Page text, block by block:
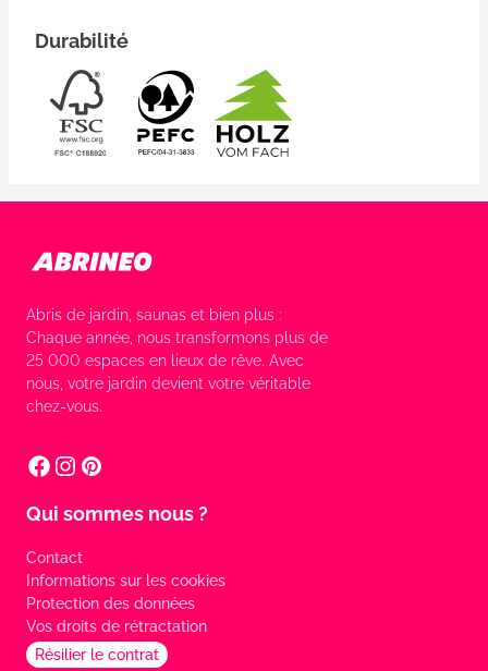
Durabilité
Abris de jardin, saunas et bien plus :
Chaque année, nous transformons plus de
25 000 espaces en lieux de rêve. Avec
nous, votre jardin devient votre véritable
chez-vous.
Qui sommes nous ?
Contact
Informations sur les cookies
Protection des données
Vos droits de rétractation
Résilier le contrat